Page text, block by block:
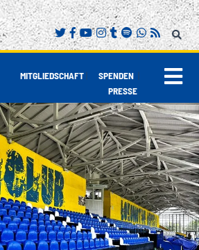
MITGLIEDSCHAFT| SPENDEN |
PRESSE